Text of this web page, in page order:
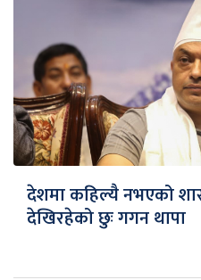
देशमा कहिल्यै नभएको
देखिरहेको छुः गगन थापा